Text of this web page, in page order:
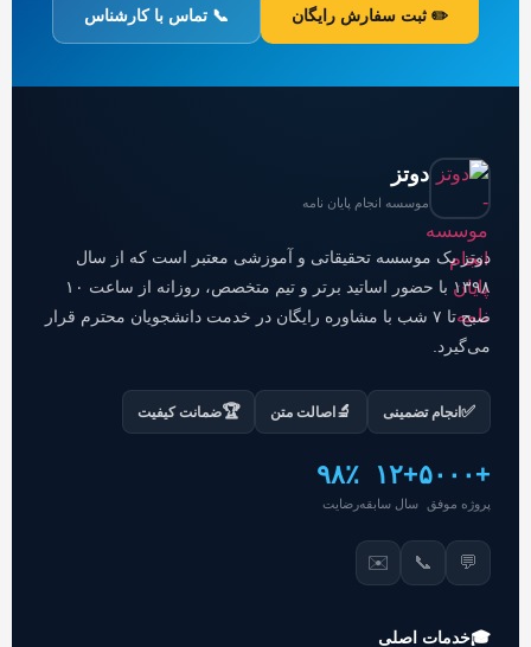
✏️ ثبت سفارش رایگان 📞 تماس با کارشناس
دوتز
موسسه انجام پایان نامه
دوتز یک موسسه تحقیقاتی و آموزشی معتبر است که از سال
۱۳۹۸ با حضور اساتید برتر و تیم متخصص، روزانه از ساعت ۱۰
صبح تا ۷ شب با مشاوره رایگان در خدمت دانشجویان محترم قرار
می‌گیرد.
✅انجام تضمینی 🔬اصالت متن 🏆ضمانت کیفیت
+۵۰۰۰
پروژه موفق
+۱۲
سال سابقه
۹۸٪
رضایت
💬
📞
✉️
🎓خدمات اصلی